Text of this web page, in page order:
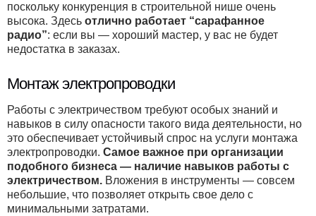
поскольку конкуренция в строительной нише очень
высока. Здесь отлично работает “сарафанное
радио”: если вы — хороший мастер, у вас не будет
недостатка в заказах.
Монтаж электропроводки
Работы с электричеством требуют особых знаний и
навыков в силу опасности такого вида деятельности, но
это обеспечивает устойчивый спрос на услуги монтажа
электропроводки. Самое важное при организации
подобного бизнеса — наличие навыков работы с
электричеством. Вложения в инструменты — совсем
небольшие, что позволяет открыть свое дело с
минимальными затратами.